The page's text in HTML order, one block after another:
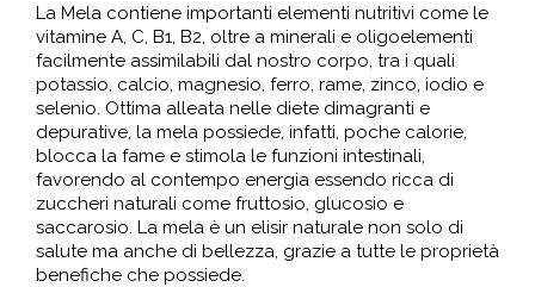
La Mela contiene importanti elementi nutritivi come le
vitamine A, C, B1, B2, oltre a minerali e oligoelementi
facilmente assimilabili dal nostro corpo, tra i quali
potassio, calcio, magnesio, ferro, rame, zinco, iodio e
selenio. Ottima alleata nelle diete dimagranti e
depurative, la mela possiede, infatti, poche calorie,
blocca la fame e stimola le funzioni intestinali,
favorendo al contempo energia essendo ricca di
zuccheri naturali come fruttosio, glucosio e
saccarosio. La mela è un elisir naturale non solo di
salute ma anche di bellezza, grazie a tutte le proprietà
benefiche che possiede.